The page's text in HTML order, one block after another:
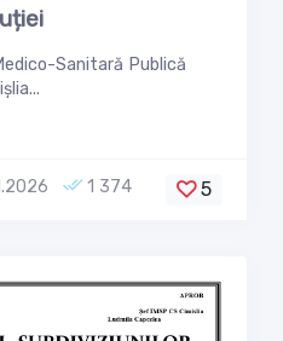
Sanitară Publică
1 374 5